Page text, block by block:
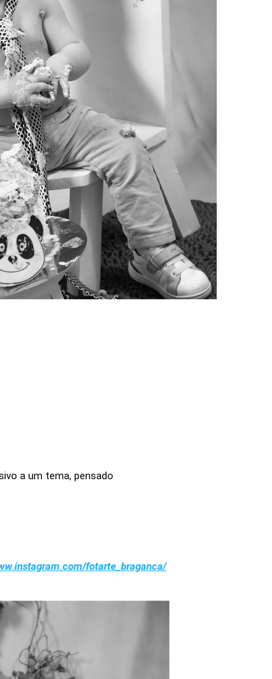
a um tema, pensado
fotarte_braganca/